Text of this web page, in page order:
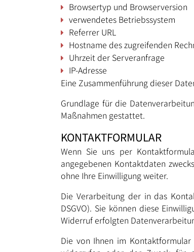
Browsertyp und Browserversion
verwendetes Betriebssystem
Referrer URL
Hostname des zugreifenden
Uhrzeit der Serveranfrage
IP-Adresse
Eine Zusammenführung dieser
Grundlage für die
Maßnahmen gestattet.
KONTAKTFORMULAR
Wenn Sie uns per
angegebenen Kontaktdaten
ohne Ihre Einwilligung weiter.
Die Verarbeitung der in das
DSGVO). Sie können diese
Widerruf erfolgten
Die von Ihnen im